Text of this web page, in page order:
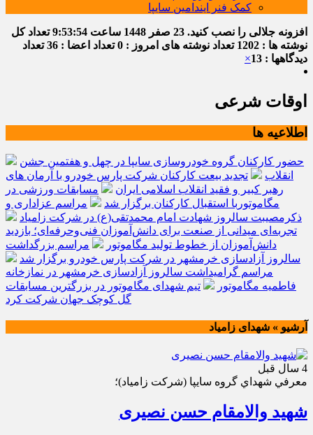
کمک فنر ایندامین سایپا
افزونه جلالی را نصب کنید. 23 صفر 1448 ساعت 9:53:55تعداد کل
نوشته ها : 1202
تعداد نوشته های امروز : 0 تعداد اعضا : 36
تعداد
دیدگاهها : 13
×
اوقات شرعی
اطلاعیه ها
حضور کارکنان گروه خودروسازی سایپا در چهل و هفتمین جشن
انقلاب
تجدید بیعت کارکنان شرکت پارس خودرو با آرمان های
رهبر کبیر و فقید انقلاب اسلامی ایران
مسابقات ورزشی در
مگاموتوربا استقبال کارکنان برگزار شد
مراسم عزاداری و
ذکرمصیبت سالروز شهادت امام محمدتقی(ع) در شرکت زامیاد
تجربه‌ای میدانی از صنعت برای دانش‌آموزان فنی‌وحرفه‌ای؛ بازدید
دانش‌آموزان از خطوط تولید مگاموتور
مراسم بزرگداشت
سالروز آزادسازی خرمشهر در شرکت پارس خودرو برگزار شد
مراسم گرامیداشت سالروز آزادسازی خرمشهر در نمازخانه
فاطمیه مگاموتور
تیم شهدای مگاموتور در بزرگترین مسابقات
گل کوچک جهان شرکت کرد
آرشیو » شهدای زامیاد
4 سال قبل
معرفي شهداي گروه سايپا (شركت زامياد)؛
شهید والامقام حسن نصیری